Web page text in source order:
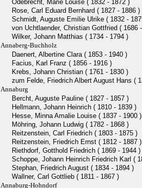
Odebrecht, Marie Louise ( 1832 - 1872 )
Rose, Carl Eduard Bernhard ( 1827 - 1886 )
Schmidt, Auguste Emilie Ulrike ( 1832 -
von Uchtlaender, Christian Gottfried ( 1686
Wilker, Johann Matthias ( 1734 - 1794 )
Annaberg-Buchholz
Daenert, Albertine Clara ( 1853 - 1940 )
Facius, Karl Franz ( 1856 - 1916 )
Krebs, Johann Christian ( 1761 - 1830 )
zum Felde, Friedrich Albert August Hans (
Annaburg
Bercht, Auguste Pauline ( 1827 - 1857 )
Hellmann, Johann Heinrich ( 1810 - 1839 )
Hesse, Minna Amalie Louise ( 1837 - 1900 )
Möhring, Johann Ludwig ( 1782 - 1868 )
Reitzenstein, Carl Friedrich ( 1803 - 1875 )
Reitzenstein, Friedrich Ernst ( 1812 - 1887 )
Riethdorf, Gotthold Friedrich ( 1869 - 1944 )
Schoppe, Johann Heinrich Friedrich Karl (
Stephan, Friedrich August ( 1834 - 1894 )
Wallner, Carl Gottlieb ( 1811 - 1867 )
Annaburg-Hohndorf